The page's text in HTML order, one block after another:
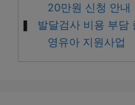
20만원 신청 안내
발달검사 비용 부담
영유아 지원사업